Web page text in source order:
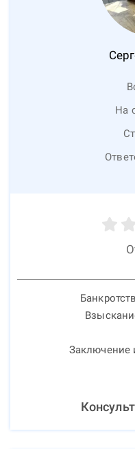
На
Заключение